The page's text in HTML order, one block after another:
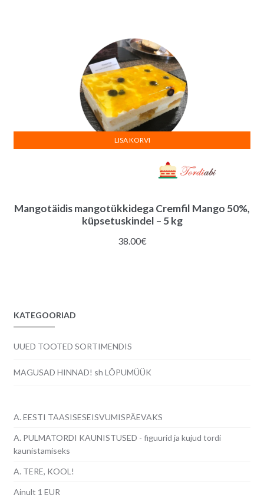
Mangotäidis mangotükkidega Cremfil Mango 50%,
küpsetuskindel – 5 kg
38.00€
LISA KORVI
KATEGOORIAD
UUED TOOTED SORTIMENDIS
MAGUSAD HINNAD! sh LÕPUMÜÜK
A. EESTI TAASISESEISVUMISPÄEVAKS
A. PULMATORDI KAUNISTUSED - figuurid ja kujud tordi
kaunistamiseks
A. TERE, KOOL!
Ainult 1 EUR